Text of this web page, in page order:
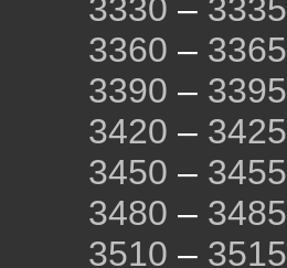
3330 – 3335
3360 – 3365
3390 – 3395
3420 – 3425
3450 – 3455
3480 – 3485
3510 – 3515